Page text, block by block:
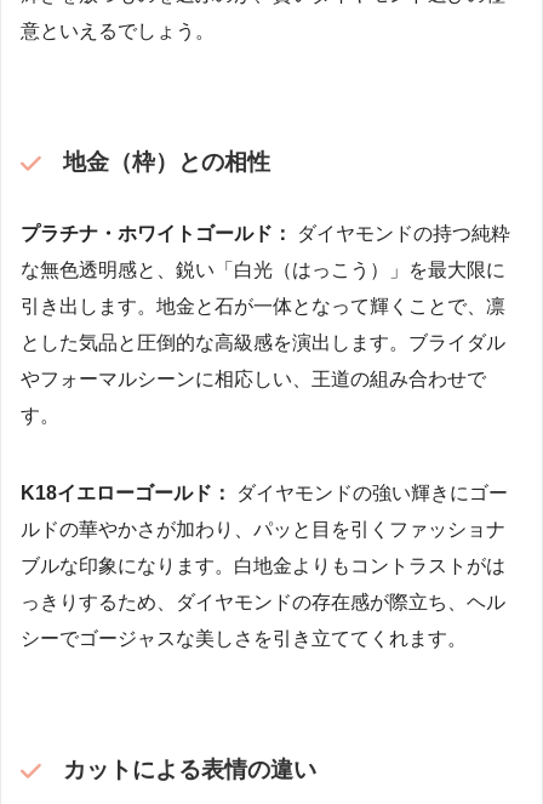
意といえるでしょう。
地金（枠）との相性
プラチナ・ホワイトゴールド：
ダイヤモンドの持つ純粋
な無色透明感と、鋭い「白光（はっこう）」を最大限に
引き出します。地金と石が一体となって輝くことで、凛
とした気品と圧倒的な高級感を演出します。ブライダル
やフォーマルシーンに相応しい、王道の組み合わせで
す。
K18イエローゴールド：
ダイヤモンドの強い輝きにゴー
ルドの華やかさが加わり、パッと目を引くファッショナ
ブルな印象になります。白地金よりもコントラストがは
っきりするため、ダイヤモンドの存在感が際立ち、ヘル
シーでゴージャスな美しさを引き立ててくれます。
カットによる表情の違い